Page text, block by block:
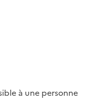
à une personne